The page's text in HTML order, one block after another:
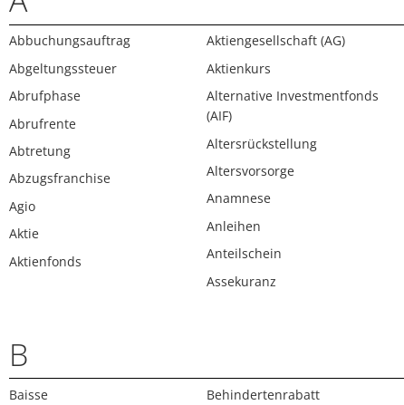
Abbuchungsauftrag
Abgeltungssteuer
Abrufphase
Abrufrente
Abtretung
Abzugsfranchise
Agio
Aktie
Aktienfonds
Aktiengesellschaft (AG)
Aktienkurs
Alternative Investmentfonds
(AIF)
Altersrückstellung
Altersvorsorge
Anamnese
Anleihen
Anteilschein
Assekuranz
B
Baisse
Behindertenrabatt